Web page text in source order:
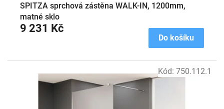
SPITZA sprchová zástěna WALK-IN, 1200mm,
matné sklo
9 231 Kč
Do košíku
Kód: 750.112.1